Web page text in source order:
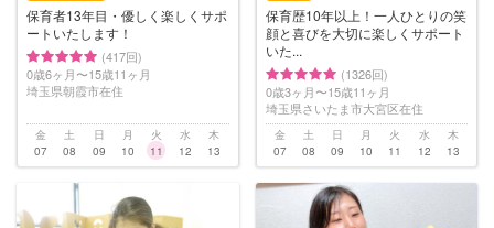
保育者13年目・優しく楽しくサポ
ートいたします！
(417回)
0歳6ヶ月〜15歳11ヶ月
埼玉県朝霞市在住
金
07
土
08
日
09
月
10
火
11
水
12
木
13
保育歴10年以上！一人ひとりの笑
顔と喜びを大切に楽しくサポート
いた...
(1326回)
0歳3ヶ月〜15歳11ヶ月
埼玉県さいたま市大宮区在住
金
07
土
08
日
09
月
10
火
11
水
12
木
13